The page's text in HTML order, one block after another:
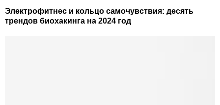
Электрофитнес и кольцо самочувствия: десять
трендов биохакинга на 2024 год